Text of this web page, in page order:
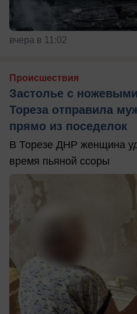
вчера в 11:02
Происшествия
Застолье с
Тореза отправила
прямо из поседелок
В Торезе ДНР женщина
время пьяной ссоры